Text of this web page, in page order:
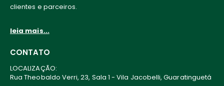
clientes e parceiros.
leia mais...
CONTATO
LOCALIZAÇÃO:
Rua Theobaldo Verri, 23, Sala 1 - Vila Jacobelli, Guaratinguetá